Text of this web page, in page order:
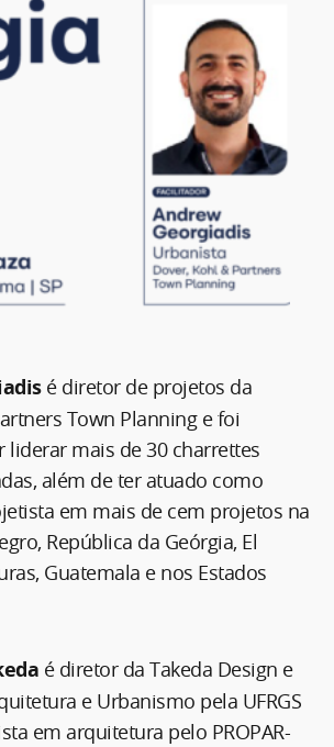
é diretor de projetos da
Town Planning e foi
liderar mais de 30 charrettes
além de ter atuado como
em mais de cem projetos na
República da Geórgia, El
Guatemala e nos Estados
é diretor da Takeda Design e
e Urbanismo pela UFRGS
em arquitetura pelo PROPAR-